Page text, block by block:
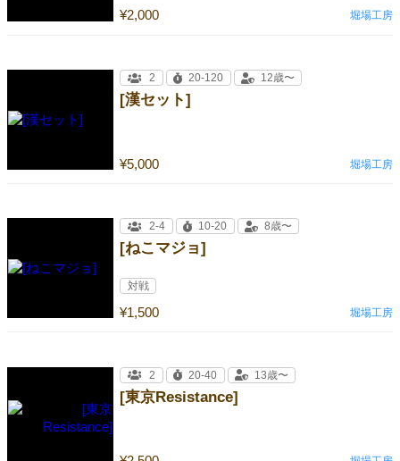
¥2,000 堀場工房
[漢セット]
¥5,000
2 20-120 12歳〜
堀場工房
[ねこマジョ]
¥1,500
2-4 10-20 8歳〜
対戦
堀場工房
[東京Resistance]
2 20-40 13歳〜